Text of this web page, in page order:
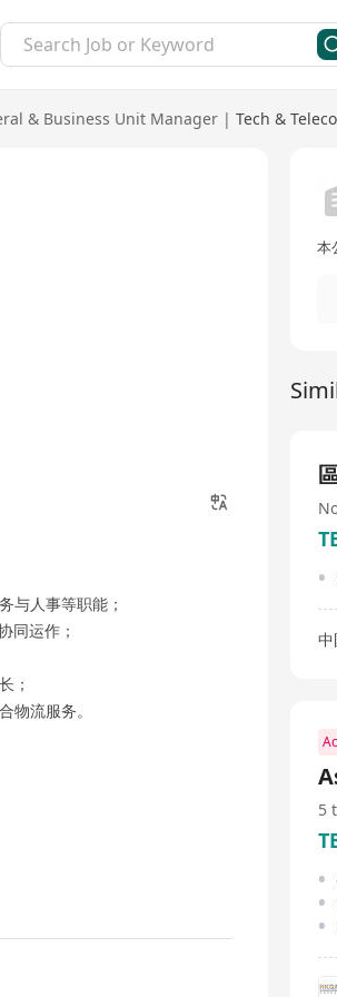
& Business Unit Manager | Tech &
与人事等职能；
同运作；
；
物流服务。
本
中
5